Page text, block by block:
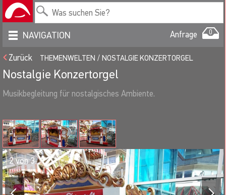
NAVIGATION Anfrage 0
Zurück THEMENWELTEN NOSTALGIE KONZERTORGEL
Nostalgie Konzertorgel
Musikbegleitung für nostalgisches Ambiente.
2von3